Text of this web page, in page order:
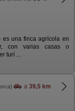
es una finca agrícola en
con varias casas o
turí ...
a 39,5 km